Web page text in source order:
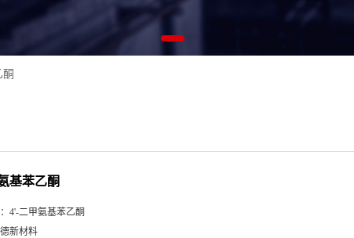
基苯乙酮
4'-二甲氨基苯乙酮
新材料